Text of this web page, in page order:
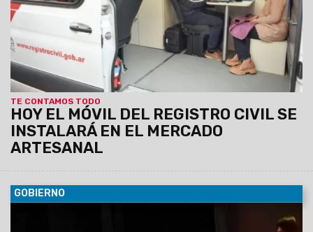
TE CONTAMOS TODO
HOY EL MÓVIL DEL REGISTRO CIVIL SE
INSTALARÁ EN EL MERCADO
ARTESANAL
GOBIERNO
y Juvenil presentará hoy un espectáculo, junto a invitados y